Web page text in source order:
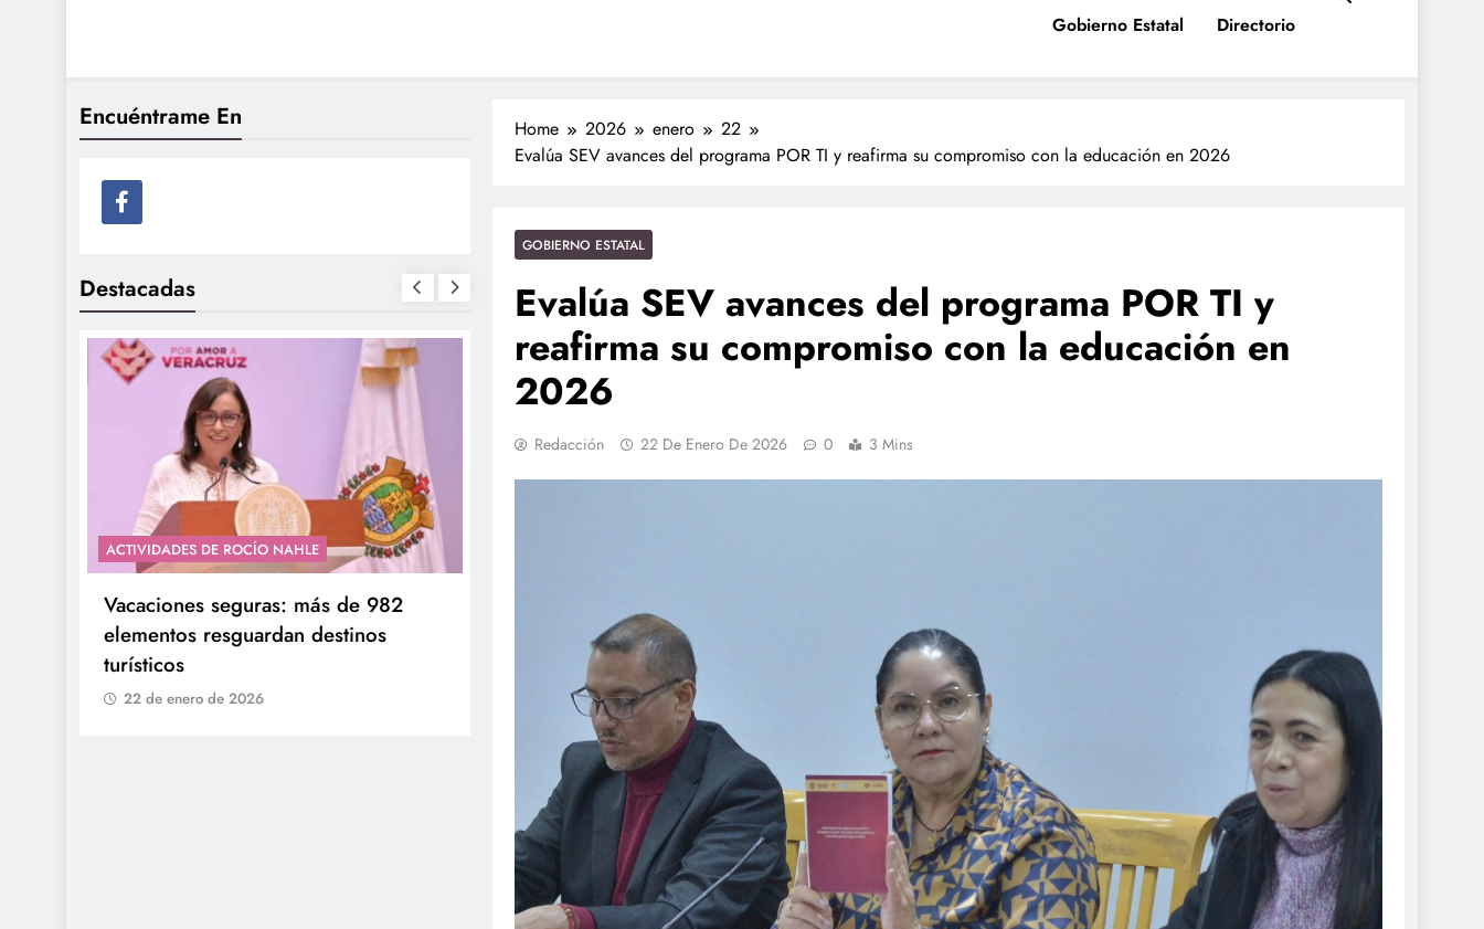
Gobierno Estatal Directorio
Encuéntrame En
Destacadas
ACTIVIDADES DE ROCÍO NAHLE
Entrega Gobernadora 5 mil apoyos a
la Palabra y a la Familia
22 de enero de 2026
elementos resguardan destinos
22 de enero de 2026
Home 2026 enero
22
Evalúa SEV avances del programa POR TI y reafirma su compromiso con la educación en 2026
GOBIERNO ESTATAL
Evalúa SEV avances del programa POR TI y
reafirma su compromiso con la educación en
2026
Redacción 22 De Enero De 2026 0 3 Mins